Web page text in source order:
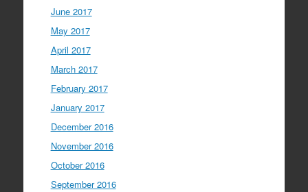
June 2017
May 2017
April 2017
March 2017
February 2017
January 2017
December 2016
November 2016
October 2016
September 2016